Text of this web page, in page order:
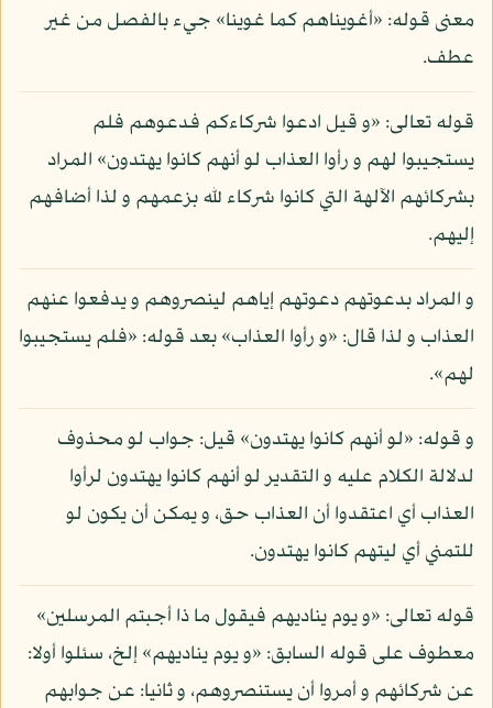
معنى قوله: «أغويناهم كما غوينا» جيء بالفصل من غير
عطف.
قوله تعالى: «و قيل ادعوا شركاءكم فدعوهم فلم
يستجيبوا لهم و رأوا العذاب لو أنهم كانوا يهتدون» المراد
بشركائهم الآلهة التي كانوا شركاء لله بزعمهم و لذا أضافهم
إليهم.
و المراد بدعوتهم دعوتهم إياهم لينصروهم و يدفعوا عنهم
العذاب و لذا قال: «و رأوا العذاب» بعد قوله: «فلم يستجيبوا
لهم».
و قوله: «لو أنهم كانوا يهتدون» قيل: جواب لو محذوف
لدلالة الكلام عليه و التقدير لو أنهم كانوا يهتدون لرأوا
العذاب أي اعتقدوا أن العذاب حق، و يمكن أن يكون لو
للتمني أي ليتهم كانوا يهتدون.
قوله تعالى: «و يوم يناديهم فيقول ما ذا أجبتم المرسلين»
معطوف على قوله السابق: «و يوم يناديهم» إلخ، سئلوا أولا:
عن شركائهم و أمروا أن يستنصروهم، و ثانيا: عن جوابهم